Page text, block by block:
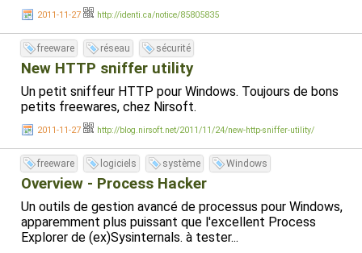
2011-11-27 http://identi.ca/notice/85805835
freeware réseau sécurité
New HTTP sniffer utility
Un petit sniffeur HTTP pour Windows. Toujours de bons
petits freewares, chez Nirsoft.
2011-11-27 http://blog.nirsoft.net/2011/11/24/new-http-sniffer-utility/
freeware logiciels système Windows
Overview - Process Hacker
Un outils de gestion avancé de processus pour Windows,
apparemment plus puissant que l'excellent Process
Explorer de (ex)Sysinternals. à tester...